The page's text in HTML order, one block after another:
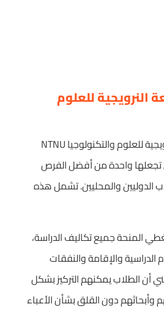
النرويجية للعلوم
تقدم منحة الجامعة النرويجية للعلوم والتكنولوجيا NTNU
تجعلها واحدة من أفضل الفرص
الدوليين والمحليين. تشمل هذه
المنحة جميع تكاليف الدراسة،
والإقامة والنفقات
أن الطلاب يمكنهم التركيز بشكل
دون القلق بشأن الأعباء